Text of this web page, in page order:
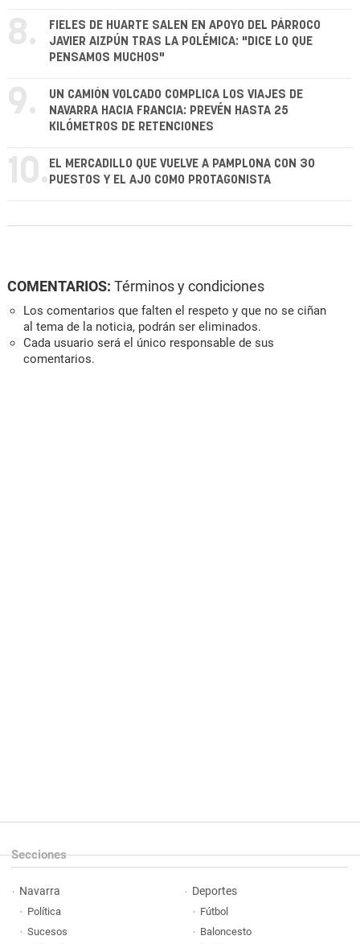
8.
FIELES DE HUARTE SALEN EN APOYO DEL PÁRROCO
JAVIER AIZPÚN TRAS LA POLÉMICA: "DICE LO QUE
PENSAMOS MUCHOS"
9.
UN CAMIÓN VOLCADO COMPLICA LOS VIAJES DE
NAVARRA HACIA FRANCIA: PREVÉN HASTA 25
KILÓMETROS DE RETENCIONES
10. EL MERCADILLO QUE VUELVE A PAMPLONA CON 30
PUESTOS Y EL AJO COMO PROTAGONISTA
COMENTARIOS: Términos y condiciones
Los comentarios que falten el respeto y que no se ciñan
al tema de la noticia, podrán ser eliminados.
Cada usuario será el único responsable de sus
comentarios.
Secciones
Navarra
Política
Sucesos
Deportes
Fútbol
Baloncesto